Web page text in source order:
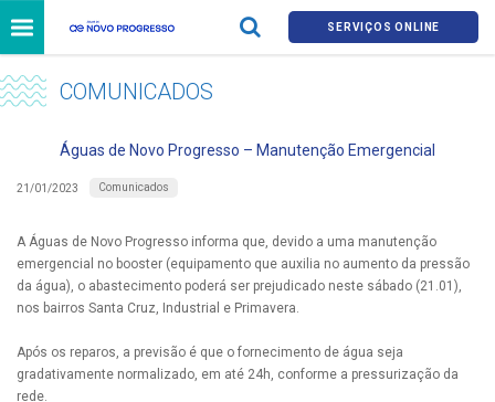
SERVIÇOS ONLINE
COMUNICADOS
Águas de Novo Progresso – Manutenção Emergencial
21/01/2023 Comunicados
A Águas de Novo Progresso informa que, devido a uma manutenção
emergencial no booster (equipamento que auxilia no aumento da pressão
da água), o abastecimento poderá ser prejudicado neste sábado (21.01),
nos bairros Santa Cruz, Industrial e Primavera.
Após os reparos, a previsão é que o fornecimento de água seja
gradativamente normalizado, em até 24h, conforme a pressurização da
rede.